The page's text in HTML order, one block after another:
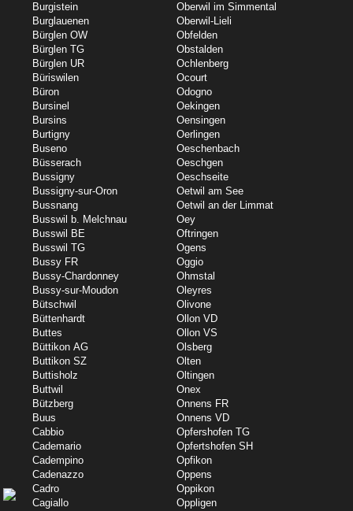
Burgistein
Burglauenen
Bürglen OW
Bürglen TG
Bürglen UR
Büriswilen
Büron
Bursinel
Bursins
Burtigny
Buseno
Büsserach
Bussigny
Bussigny-sur-Oron
Bussnang
Busswil b. Melchnau
Busswil BE
Busswil TG
Bussy FR
Bussy-Chardonney
Bussy-sur-Moudon
Bütschwil
Büttenhardt
Buttes
Büttikon AG
Buttikon SZ
Buttisholz
Buttwil
Bützberg
Buus
Cabbio
Cademario
Cadempino
Cadenazzo
Cadro
Cagiallo
Oberwil im Simmental
Oberwil-Lieli
Obfelden
Obstalden
Ochlenberg
Ocourt
Odogno
Oekingen
Oensingen
Oerlingen
Oeschenbach
Oeschgen
Oeschseite
Oetwil am See
Oetwil an der Limmat
Oey
Oftringen
Ogens
Oggio
Ohmstal
Oleyres
Olivone
Ollon VD
Ollon VS
Olsberg
Olten
Oltingen
Onex
Onnens FR
Onnens VD
Opfershofen TG
Opfertshofen SH
Opfikon
Oppens
Oppikon
Oppligen